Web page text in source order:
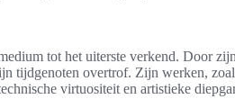
tot het uiterste verkend. Door zijn
tijdgenoten overtrof. Zijn werken,
virtuositeit en artistieke